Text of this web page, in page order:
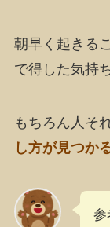
朝早く起きる
で得した気持
もちろん人そ
し方が見つか
参